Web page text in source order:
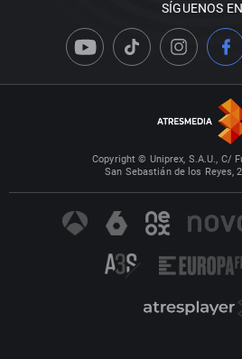
SÍGUENOS EN
Copyright © Uniprex, S.A.U., C/
San Sebastián de los Reyes,